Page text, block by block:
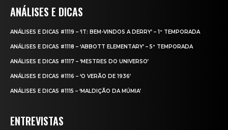
ANÁLISES E DICAS
ANÁLISES E DICAS #1119 – ‘IT: BEM-VINDOS A DERRY’ – 1ª TEMPORADA
ANÁLISES E DICAS #1118 – ‘ABBOTT ELEMENTARY’ – 5ª TEMPORADA
ANÁLISES E DICAS #1117 – ‘MESTRES DO UNIVERSO’
ANÁLISES E DICAS #1116 – ‘O VERÃO DE 1936’
ANÁLISES E DICAS #1115 – ‘MALDIÇÃO DA MÚMIA’
ENTREVISTAS